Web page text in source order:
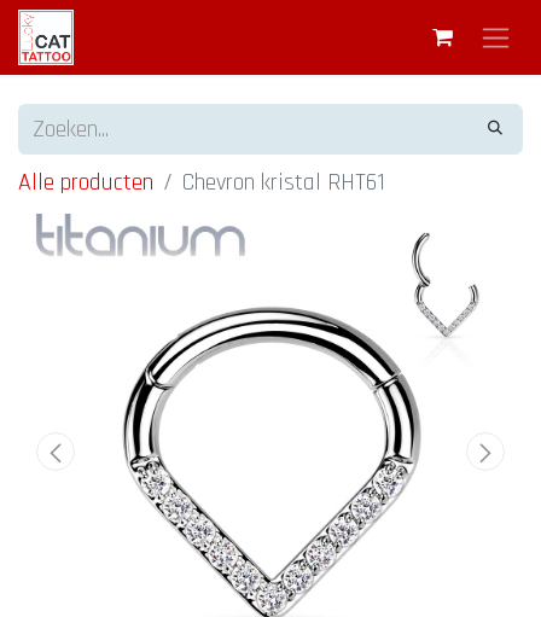
Alle producten Chevron kristal RHT61